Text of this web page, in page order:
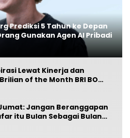
Prediksi 5 Tahun ke Depan
Gunakan Agen AI Pribadi
Lewat Kinerja dan
of the Month BRI BO
Juni
Jangan Beranggapan
itu Bulan Sebagai Bulan